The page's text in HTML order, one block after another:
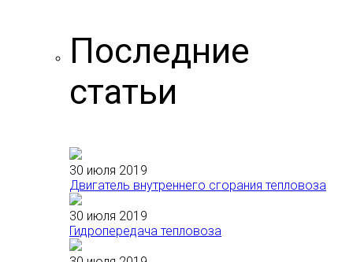
Последние
статьи
30 июля 2019
Двигатель внутреннего сгорания тепловоза
30 июля 2019
Гидропередача тепловоза